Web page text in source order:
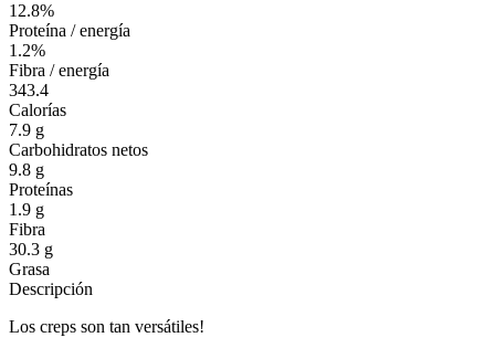
12.8%
Proteína / energía
1.2%
Fibra / energía
343.4
Calorías
7.9 g
Carbohidratos netos
9.8 g
Proteínas
1.9 g
Fibra
30.3 g
Grasa
Descripción
Los creps son tan versátiles!